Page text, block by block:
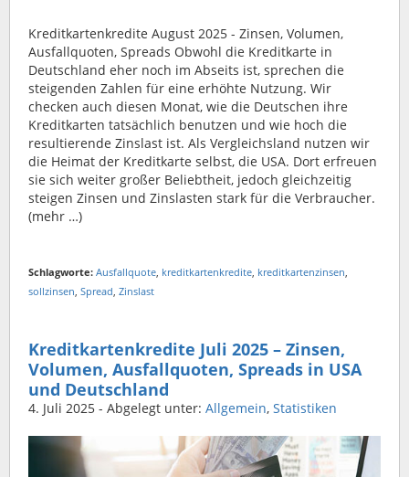
Kreditkartenkredite August 2025 - Zinsen, Volumen,
Ausfallquoten, Spreads Obwohl die Kreditkarte in
Deutschland eher noch im Abseits ist, sprechen die
steigenden Zahlen für eine erhöhte Nutzung. Wir
checken auch diesen Monat, wie die Deutschen ihre
Kreditkarten tatsächlich benutzen und wie hoch die
resultierende Zinslast ist. Als Vergleichsland nutzen wir
die Heimat der Kreditkarte selbst, die USA. Dort erfreuen
sie sich weiter großer Beliebtheit, jedoch gleichzeitig
steigen Zinsen und Zinslasten stark für die Verbraucher.
(mehr …)
Schlagworte: Ausfallquote, kreditkartenkredite, kreditkartenzinsen,
sollzinsen, Spread, Zinslast
Kreditkartenkredite Juli 2025 – Zinsen,
Volumen, Ausfallquoten, Spreads in USA
und Deutschland
4. Juli 2025 - Abgelegt unter: Allgemein, Statistiken